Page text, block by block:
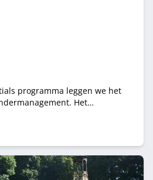
programma leggen we het
Het